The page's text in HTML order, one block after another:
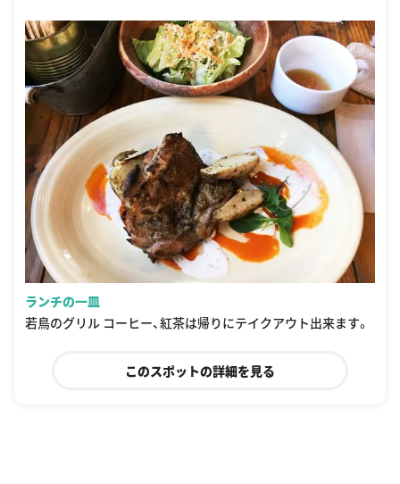
ランチの一皿
若鳥のグリル コーヒー、紅茶は帰りにテイクアウト出来ます。
このスポットの詳細を見る